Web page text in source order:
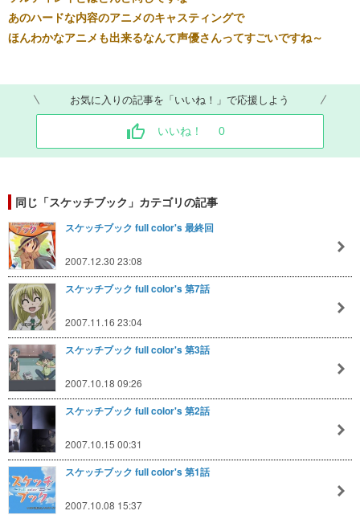
あのハードな内容のアニメのキャスティングで
ほんわかなアニメも出来るなんて声優さんってすごいですね～
お気に入りの記事を「いいね！」で応援しよう
いいね！ 0
同じ「スケッチブック」カテゴリの記事
スケッチブック full color's 最終回
2007.12.30 23:08
スケッチブック full color's 第7話
2007.11.16 23:04
スケッチブック full color's 第3話
2007.10.18 09:26
スケッチブック full color's 第2話
2007.10.15 00:31
スケッチブック full color's 第1話
2007.10.08 15:37